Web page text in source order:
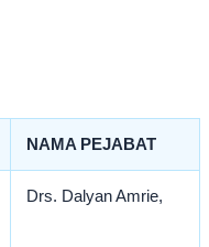
NAMA PEJABAT
Drs. Dalyan Amrie,